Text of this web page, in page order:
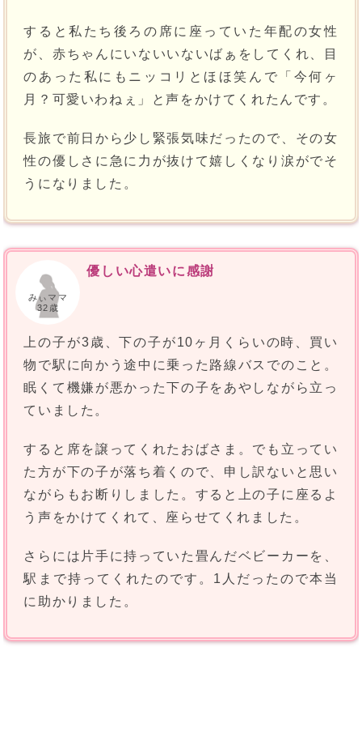
すると私たち後ろの席に座っていた年配の女性
が、赤ちゃんにいないいないばぁをしてくれ、目
のあった私にもニッコリとほほ笑んで「今何ヶ
月？可愛いわねぇ」と声をかけてくれたんです。
長旅で前日から少し緊張気味だったので、その女
性の優しさに急に力が抜けて嬉しくなり涙がでそ
うになりました。
みぃママ
32歳
優しい心遣いに感謝
上の子が3歳、下の子が10ヶ月くらいの時、買い
物で駅に向かう途中に乗った路線バスでのこと。
眠くて機嫌が悪かった下の子をあやしながら立っ
ていました。
すると席を譲ってくれたおばさま。でも立ってい
た方が下の子が落ち着くので、申し訳ないと思い
ながらもお断りしました。すると上の子に座るよ
う声をかけてくれて、座らせてくれました。
さらには片手に持っていた畳んだベビーカーを、
駅まで持ってくれたのです。1人だったので本当
に助かりました。